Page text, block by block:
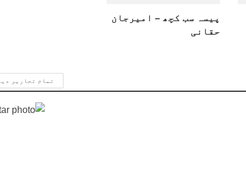
پیسہ سب کچھ – امیرجان
حقانی
تمام تحاریر